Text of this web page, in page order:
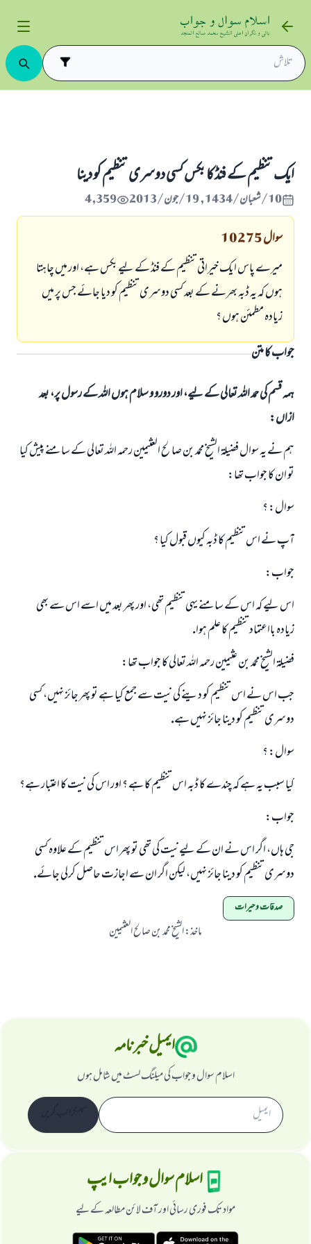
ايك تنظيم كے فنڈ كا بكس كسى دوسرى تنظيم كو دينا
10/شعبان/1434 , 19/جون/2013 4,359
سوال10275
ميرے پاس ايك خيراتى تنظيم كے فنڈ كے ليے بكس ہے، اور ميں چاہتا
ہوں كہ يہ ڈبہ بھرنے كے بعد كسى دوسرى تنظيم كو ديا جائے جس پر ميں
زيادہ مطمئن ہوں ؟
جواب کا متن
ہمہ قسم کی حمد اللہ تعالی کے لیے، اور دورو و سلام ہوں اللہ کے رسول پر، بعد
ازاں:
ہم نے يہ سوال فضيلۃ الشيخ محمد بن صالح العثيمين رحمہ اللہ تعالى كے سامنے پيش كيا
تو ان كا جواب تھا:
سوال: ؟
آپ نے اس تنظيم كا ڈبہ كيوں قبول كيا ؟
جواب:
اس ليے كہ اس كے سامنے يہى تنظيم تھى، اور پھر بعد ميں اسے اس سے بھى
زيادہ بااعتماد تنظيم كا علم ہوا.
فضيلۃ الشيخ محمد بن عثيمين رحمہ اللہ تعالى كا جواب تھا:
جب اس نے اس تنظيم كو دينے كى نيت سے جمع كيا ہے تو پھر جائز نہيں، كسى
دوسرى تنظيم كو دينا جائز نہيں ہے.
سوال: ؟
كيا سبب يہ ہے كہ چندے كا ڈبہ اس تنظيم كا ہے ؟ اور اس كى نيت كا اعتبار ہے؟
جواب:
جى ہاں، اگر اس نے ان كے ليےنيت كى تھى تو پھر اس تنظيم كے علاوہ كسى
دوسرى تنظيم كو دينا جائز نہيں، ليكن اگر ان سے اجازت حاصل كرلى جائے.
صدقات و خیرات
ماخذ:الشيخ محمد بن صالح العثيمين
ایمیل خبرنامہ
اسلام سوال و جواب کی میلنگ لسٹ میں شامل ہوں
اسلام سوال و جواب ایپ
مواد تک فوری رسائی اور آف لائن مطالعہ کے لیے
جواب نمبر 110845 نے نکاح ٹوٹنے سے بچایا۔
امت مسلمہ کے واسطے جوابات پیش کرنے کے لیے ہماری مدد کریں
رسول اللہ صلی اللہ علیہ و سلم کا فرمان ہے:
نیکی کی رہنمائی کرنے والے کو بھی نیکی کرنے والے کے برابر اجر ملتا ہے۔
ابھی تعاون کریں